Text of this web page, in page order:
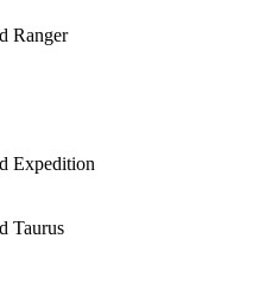
Ranger
Expedition
Taurus